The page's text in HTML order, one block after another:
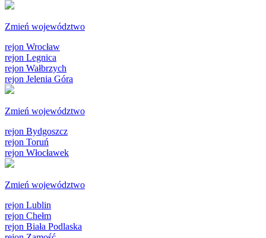
Zmień województwo
rejon Wrocław
rejon Legnica
rejon Wałbrzych
rejon Jelenia Góra
Zmień województwo
rejon Bydgoszcz
rejon Toruń
rejon Włocławek
Zmień województwo
rejon Lublin
rejon Chełm
rejon Biała Podlaska